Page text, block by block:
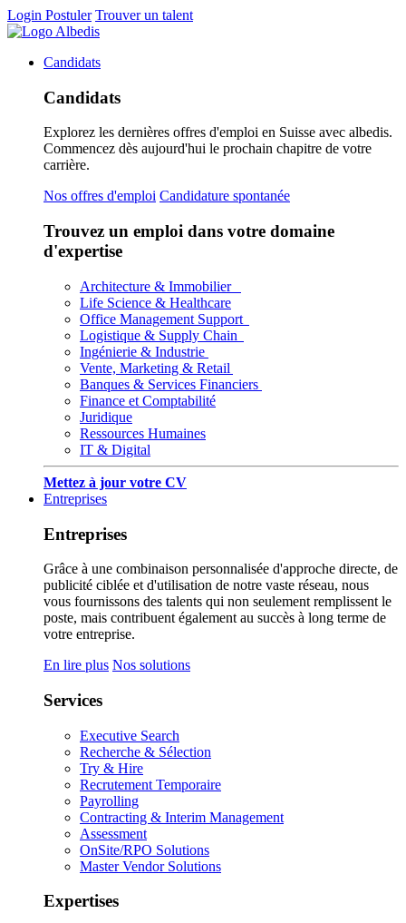
Login Postuler Trouver un talent
Candidats
Candidats
Explorez les dernières offres d'emploi en Suisse avec albedis.
Commencez dès aujourd'hui le prochain chapitre de votre
carrière.
Nos offres d'emploi Candidature spontanée
Trouvez un emploi dans votre domaine
d'expertise
Architecture & Immobilier
Life Science & Healthcare
Office Management Support
Logistique & Supply Chain
Ingénierie & Industrie
Vente, Marketing & Retail
Banques & Services Financiers
Finance et Comptabilité
Juridique
Ressources Humaines
IT & Digital
Mettez à jour votre CV
Entreprises
Entreprises
Grâce à une combinaison personnalisée d'approche directe, de
publicité ciblée et d'utilisation de notre vaste réseau, nous
vous fournissons des talents qui non seulement remplissent le
poste, mais contribuent également au succès à long terme de
votre entreprise.
En lire plus Nos solutions
Services
Executive Search
Recherche & Sélection
Try & Hire
Recrutement Temporaire
Payrolling
Contracting & Interim Management
Assessment
OnSite/RPO Solutions
Master Vendor Solutions
Expertises